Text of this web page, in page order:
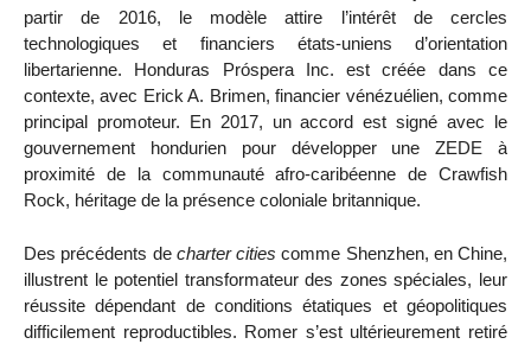
partir de 2016, le modèle attire l’intérêt de cercles
technologiques et financiers états-uniens d’orientation
libertarienne. Honduras Próspera Inc. est créée dans ce
contexte, avec Erick A. Brimen, financier vénézuélien, comme
principal promoteur. En 2017, un accord est signé avec le
gouvernement hondurien pour développer une ZEDE à
proximité de la communauté afro-caribéenne de Crawfish
Rock, héritage de la présence coloniale britannique.
Des précédents de charter cities comme Shenzhen, en Chine,
illustrent le potentiel transformateur des zones spéciales, leur
réussite dépendant de conditions étatiques et géopolitiques
difficilement reproductibles. Romer s’est ultérieurement retiré